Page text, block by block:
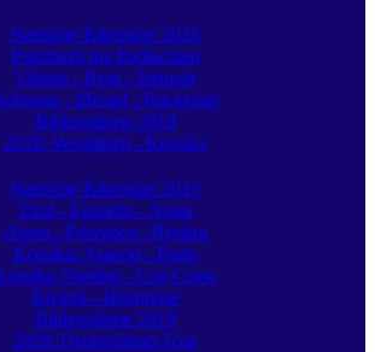
Startseite Bikertage 2018
Pommern bis Podlachien
Vilnius - Riga - Jürmala
- Memel - Rückreise
Bildergalerie 2018
2019: Westalpen - Korsika
Startseite Bikertage 2019
Tirol - Engadin - Aosta
Alpen - Provence - Riviera
Korsika: Ajaccio - Porto
Norden - Cap Corse
Riviera - Heimreise
Bildergalerie 2019
2020: Deutschland-Tour